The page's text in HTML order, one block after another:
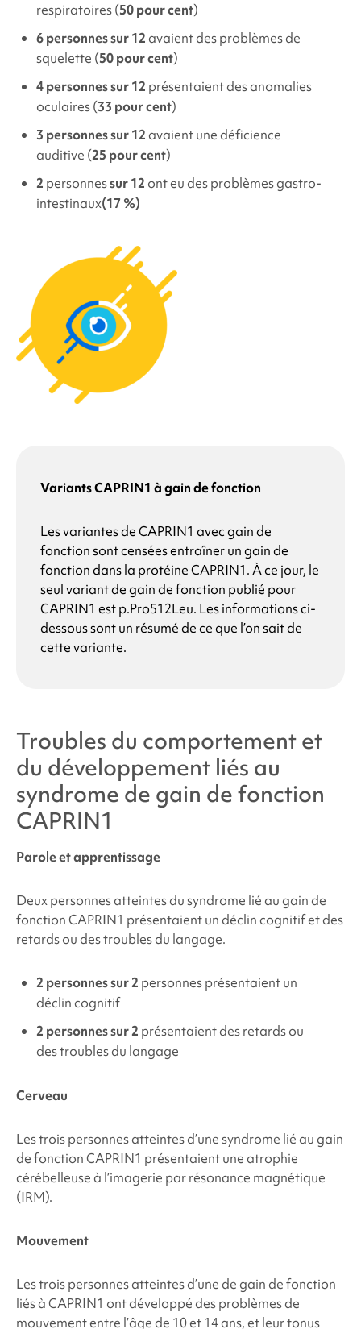
respiratoires (50 pour cent)
6 personnes sur 12 avaient des problèmes de
squelette (50 pour cent)
4 personnes sur 12 présentaient des anomalies
oculaires (33 pour cent)
3 personnes sur 12 avaient une déficience
auditive (25 pour cent)
2 personnessur 12 ont eu des problèmes gastro-
intestinaux(17 %)
Variants CAPRIN1 à gain de fonction
Les variantes de CAPRIN1 avec gain de
fonction sont censées entraîner un gain de
fonction dans la protéine CAPRIN1. À ce jour, le
seul variant de gain de fonction publié pour
CAPRIN1 est p.Pro512Leu. Les informations ci-
dessous sont un résumé de ce que l’on sait de
cette variante.
Troubles du comportement et
du développement liés au
syndrome de gain de fonction
CAPRIN1
Parole et apprentissage
Deux personnes atteintes dusyndrome lié au gain de
fonction CAPRIN1 présentaient un déclin cognitif et des
retards ou des troubles du langage.
2 personnes sur 2 personnes présentaient un
déclin cognitif
2 personnes sur 2 présentaient des retards ou
des troubles du langage
Cerveau
Les trois personnes atteintes d’unesyndrome lié au gain
de fonction CAPRIN1 présentaient une atrophie
cérébelleuse à l’imagerie par résonance magnétique
(IRM).
Mouvement
Les trois personnes atteintes d’une de gain de fonction
liés à CAPRIN1 ont développé des problèmes de
mouvement entre l’âge de 10 et 14 ans, et leur tonus